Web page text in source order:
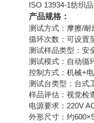
ISO 13934-1纺织
产品规格：
测试方式：摩擦/耐
循环次数：可设置
测试样品类型：安
测试模式：自动循
控制方式：机械+
测试台类型：台式
样品评估：视觉检
电源要求：220V
外形尺寸：约